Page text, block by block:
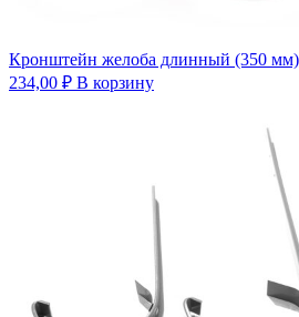
Кронштейн желоба длинный (350
234,00 ₽ В корзину